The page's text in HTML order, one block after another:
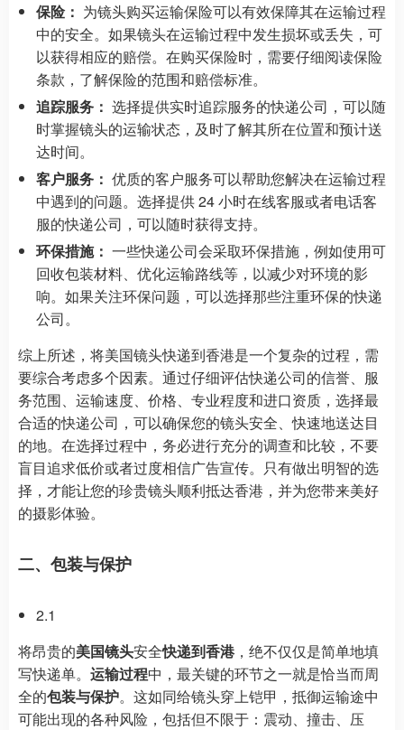
保险： 为镜头购买运输保险可以有效保障其在运输过程
中的安全。如果镜头在运输过程中发生损坏或丢失，可
以获得相应的赔偿。在购买保险时，需要仔细阅读保险
条款，了解保险的范围和赔偿标准。
追踪服务： 选择提供实时追踪服务的快递公司，可以随
时掌握镜头的运输状态，及时了解其所在位置和预计送
达时间。
客户服务： 优质的客户服务可以帮助您解决在运输过程
中遇到的问题。选择提供 24 小时在线客服或者电话客
服的快递公司，可以随时获得支持。
环保措施： 一些快递公司会采取环保措施，例如使用可
回收包装材料、优化运输路线等，以减少对环境的影
响。如果关注环保问题，可以选择那些注重环保的快递
公司。
综上所述，将美国镜头快递到香港是一个复杂的过程，需
要综合考虑多个因素。通过仔细评估快递公司的信誉、服
务范围、运输速度、价格、专业程度和进口资质，选择最
合适的快递公司，可以确保您的镜头安全、快速地送达目
的地。在选择过程中，务必进行充分的调查和比较，不要
盲目追求低价或者过度相信广告宣传。只有做出明智的选
择，才能让您的珍贵镜头顺利抵达香港，并为您带来美好
的摄影体验。
二、包装与保护
2.1
将昂贵的美国镜头安全快递到香港，绝不仅仅是简单地填
写快递单。 运输过程中，最关键的环节之一就是恰当而周
全的包装与保护。这如同给镜头穿上铠甲，抵御运输途中
可能出现的各种风险，包括但不限于：震动、撞击、压